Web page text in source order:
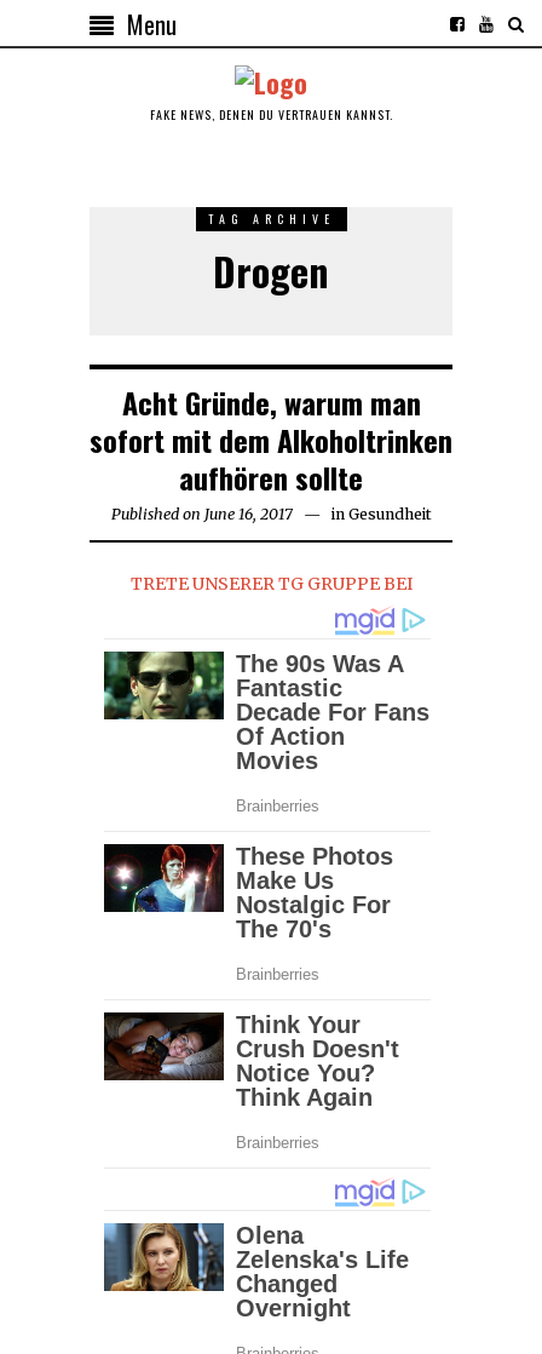
Menu
FAKE NEWS, DENEN DU VERTRAUEN KANNST.
TAG ARCHIVE
Drogen
Acht Gründe, warum man
sofort mit dem Alkoholtrinken
aufhören sollte
Published on June 16, 2017June in Gesundheit
TRETE UNSERER TG GRUPPE BEI